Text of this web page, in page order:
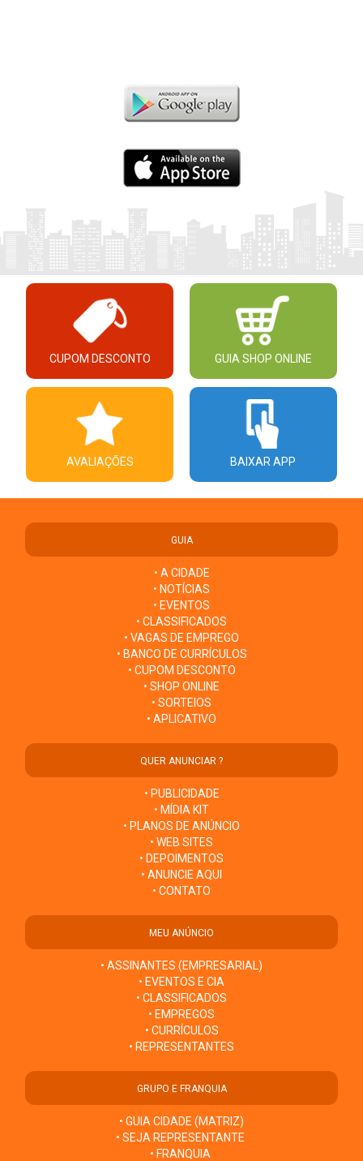
CUPOM DESCONTO GUIA SHOP ONLINE
AVALIAÇÕES BAIXAR APP
GUIA
• A CIDADE
• NOTÍCIAS
• EVENTOS
• CLASSIFICADOS
• VAGAS DE EMPREGO
• BANCO DE CURRÍCULOS
• CUPOM DESCONTO
• SHOP ONLINE
• SORTEIOS
• APLICATIVO
QUER ANUNCIAR ?
• PUBLICIDADE
• MÍDIA KIT
• PLANOS DE ANÚNCIO
• WEB SITES
• DEPOIMENTOS
• ANUNCIE AQUI
• CONTATO
MEU ANÚNCIO
• ASSINANTES (EMPRESARIAL)
• EVENTOS E CIA
• CLASSIFICADOS
• EMPREGOS
• CURRÍCULOS
• REPRESENTANTES
GRUPO E FRANQUIA
• GUIA CIDADE (MATRIZ)
• SEJA REPRESENTANTE
• FRANQUIA